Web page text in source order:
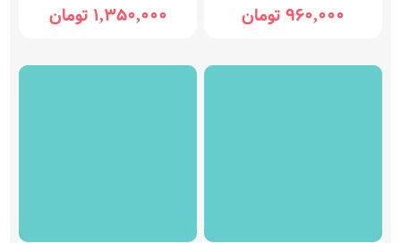
960,000 تومان 1,350,000 تومان